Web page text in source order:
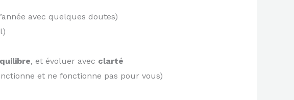
avec quelques doutes)
, et évoluer avec clarté
et ne fonctionne pas pour vous)